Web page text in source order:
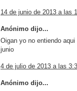
14 de junio de 2013 a las
Anónimo dijo...
Oigan yo no entiendo
junio
4 de julio de 2013 a las
Anónimo dijo...